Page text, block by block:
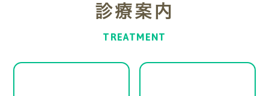
診療案内
TREATMENT